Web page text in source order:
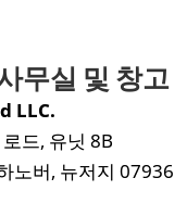
무실 및 창고
LLC.
드, 유닛 8B
노버, 뉴저지 07936